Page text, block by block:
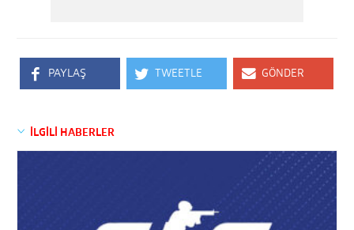
PAYLAŞ TWEETLE GÖNDER
İLGİLİ HABERLER